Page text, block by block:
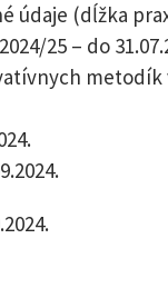
údaje (dĺžka
25 – do
metodík